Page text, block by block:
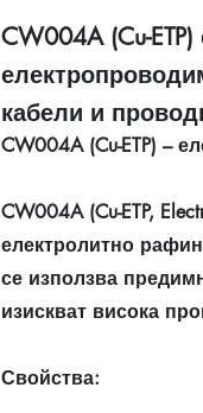
CW004A (Cu-
кабели и
CW004A (Cu-ETP) –
CW004A (Cu-ETP,
електролитно
се използва
изискват висока
Свойства: